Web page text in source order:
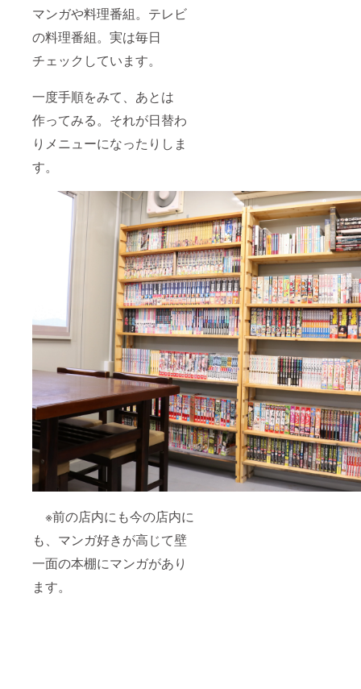
マンガや料理番組。テレビ
の料理番組。実は毎日
チェックしています。
一度手順をみて、あとは
作ってみる。それが日替わ
りメニューになったりしま
す。
※前の店内にも今の店内に
も、マンガ好きが高じて壁
一面の本棚にマンガがあり
ます。